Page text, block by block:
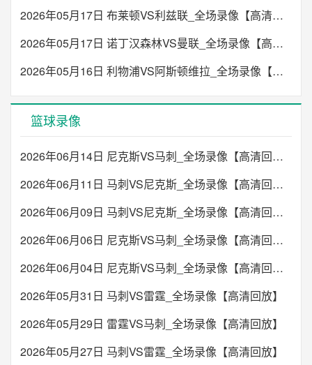
2026年05月17日 布莱顿VS利兹联_全场录像【高清回放】
2026年05月17日 诺丁汉森林VS曼联_全场录像【高清回放】
2026年05月16日 利物浦VS阿斯顿维拉_全场录像【高清回放】
篮球录像
2026年06月14日 尼克斯VS马刺_全场录像【高清回放】
2026年06月11日 马刺VS尼克斯_全场录像【高清回放】
2026年06月09日 马刺VS尼克斯_全场录像【高清回放】
2026年06月06日 尼克斯VS马刺_全场录像【高清回放】
2026年06月04日 尼克斯VS马刺_全场录像【高清回放】
2026年05月31日 马刺VS雷霆_全场录像【高清回放】
2026年05月29日 雷霆VS马刺_全场录像【高清回放】
2026年05月27日 马刺VS雷霆_全场录像【高清回放】